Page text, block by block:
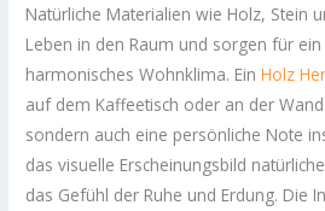
Natürliche Materialien wie Holz, Stein
Leben in den Raum und sorgen für
harmonisches Wohnklima. EinHolz
auf dem Kaffeetisch oder an der
sondern auch eine persönliche Note
das visuelle Erscheinungsbild
das Gefühl der Ruhe und Erdung. Die